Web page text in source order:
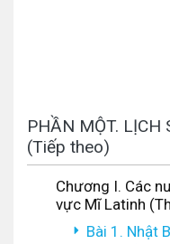
PHẦN MỘT. LỊCH
(Tiếp theo)
Chương I. Các
vực Mĩ Latinh
Bài 1. Nhật